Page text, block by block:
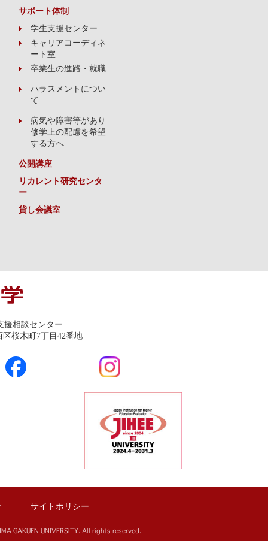
サポート体制
学生支援センター
キャリアコーディネ
ート室
卒業生の進路・就職
ハラスメントについ
て
病気や障害等があり
修学上の配慮を希望
する方へ
公開講座
リカレント研究センタ
ー
貸し会議室
相談センター
桜木町7丁目42番地
サイトポリシー